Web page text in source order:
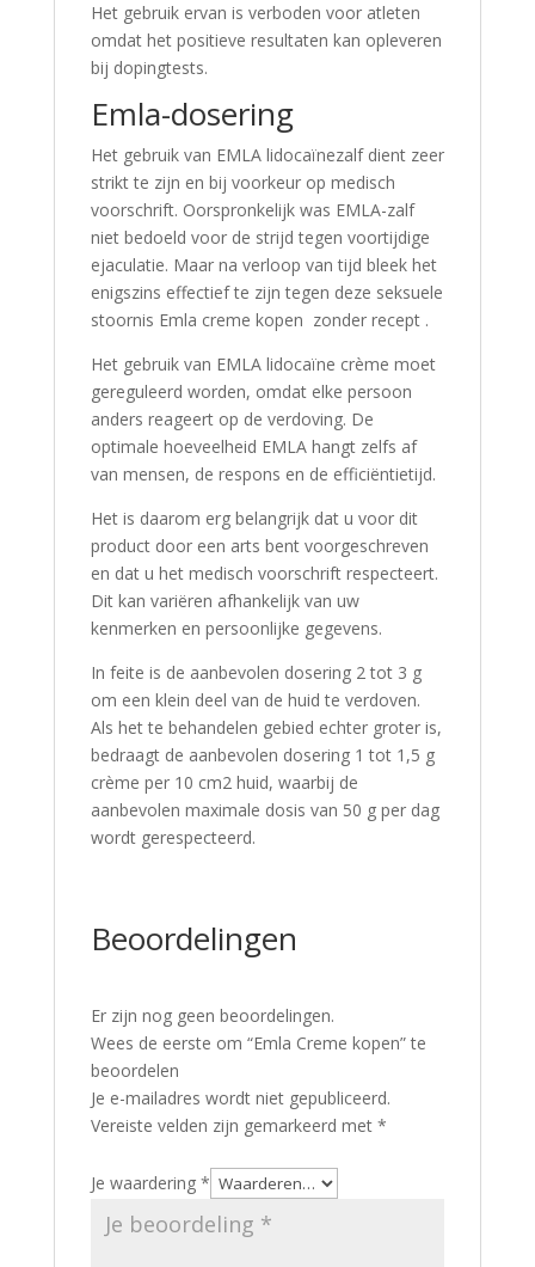
Het gebruik ervan is verboden voor atleten
omdat het positieve resultaten kan opleveren
bij dopingtests.
Emla-dosering
Het gebruik van EMLA lidocaïnezalf dient zeer
strikt te zijn en bij voorkeur op medisch
voorschrift. Oorspronkelijk was EMLA-zalf
niet bedoeld voor de strijd tegen voortijdige
ejaculatie. Maar na verloop van tijd bleek het
enigszins effectief te zijn tegen deze seksuele
stoornis Emla creme kopen zonder recept .
Het gebruik van EMLA lidocaïne crème moet
gereguleerd worden, omdat elke persoon
anders reageert op de verdoving. De
optimale hoeveelheid EMLA hangt zelfs af
van mensen, de respons en de efficiëntietijd.
Het is daarom erg belangrijk dat u voor dit
product door een arts bent voorgeschreven
en dat u het medisch voorschrift respecteert.
Dit kan variëren afhankelijk van uw
kenmerken en persoonlijke gegevens.
In feite is de aanbevolen dosering 2 tot 3 g
om een ​​klein deel van de huid te verdoven.
Als het te behandelen gebied echter groter is,
bedraagt ​​de aanbevolen dosering 1 tot 1,5 g
crème per 10 cm2 huid, waarbij de
aanbevolen maximale dosis van 50 g per dag
wordt gerespecteerd.
Beoordelingen
Er zijn nog geen beoordelingen.
Wees de eerste om “Emla Creme kopen” te
beoordelen
Je e-mailadres wordt niet gepubliceerd.
Vereiste velden zijn gemarkeerd met *
Je waardering *